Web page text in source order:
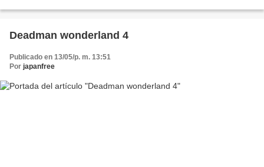
Deadman wonderland 4
Publicado en 13/05/p. m. 13:51
Por japanfree